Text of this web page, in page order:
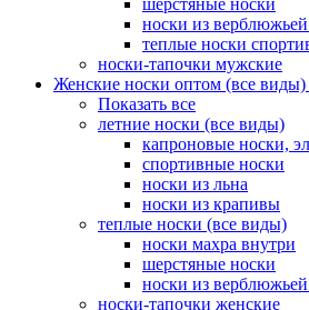
шерстяные носки
носки из
теплые носки
носки-тапочки мужские
Женские носки оптом (все виды)
Показать все
летние носки (все виды)
капроновые носки,
спортивные носки
носки из льна
носки из крапивы
теплые носки (все виды)
носки махра внутри
шерстяные носки
носки из
носки-тапочки женские